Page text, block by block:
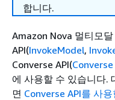
합니다.
Amazon Nova 멀티모
API(InvokeModel,
Converse API(Converse
에 사용할 수 있습니다.
면 Converse API를 사